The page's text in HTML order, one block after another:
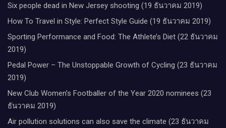
Six people dead in New Jersey shooting (19 ธันวาคม 2019)
How To Travel in Style: Perfect Style Guide (19 ธันวาคม 2019)
Sporting Performance and Food: The Athlete’s Diet (22 ธันวาคม
2019)
Pedal Power – The Unstoppable Growth of Cycling (23 ธันวาคม
2019)
New Club Women’s Footballer of the Year 2020 nominees (23
ธันวาคม 2019)
Air pollution solutions can also save the climate (23 ธันวาคม